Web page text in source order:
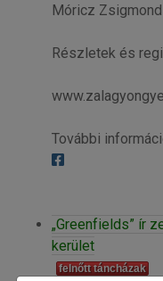
Móricz
Részletek és
További
„Greenfields” ír
kerület
felnőtt táncházak